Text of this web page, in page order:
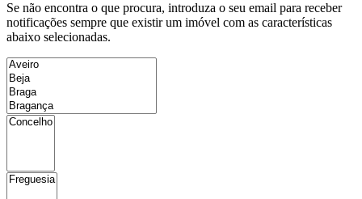
Se não encontra o que procura, introduza o seu email para receber
notificações sempre que existir um imóvel com as características
abaixo selecionadas.